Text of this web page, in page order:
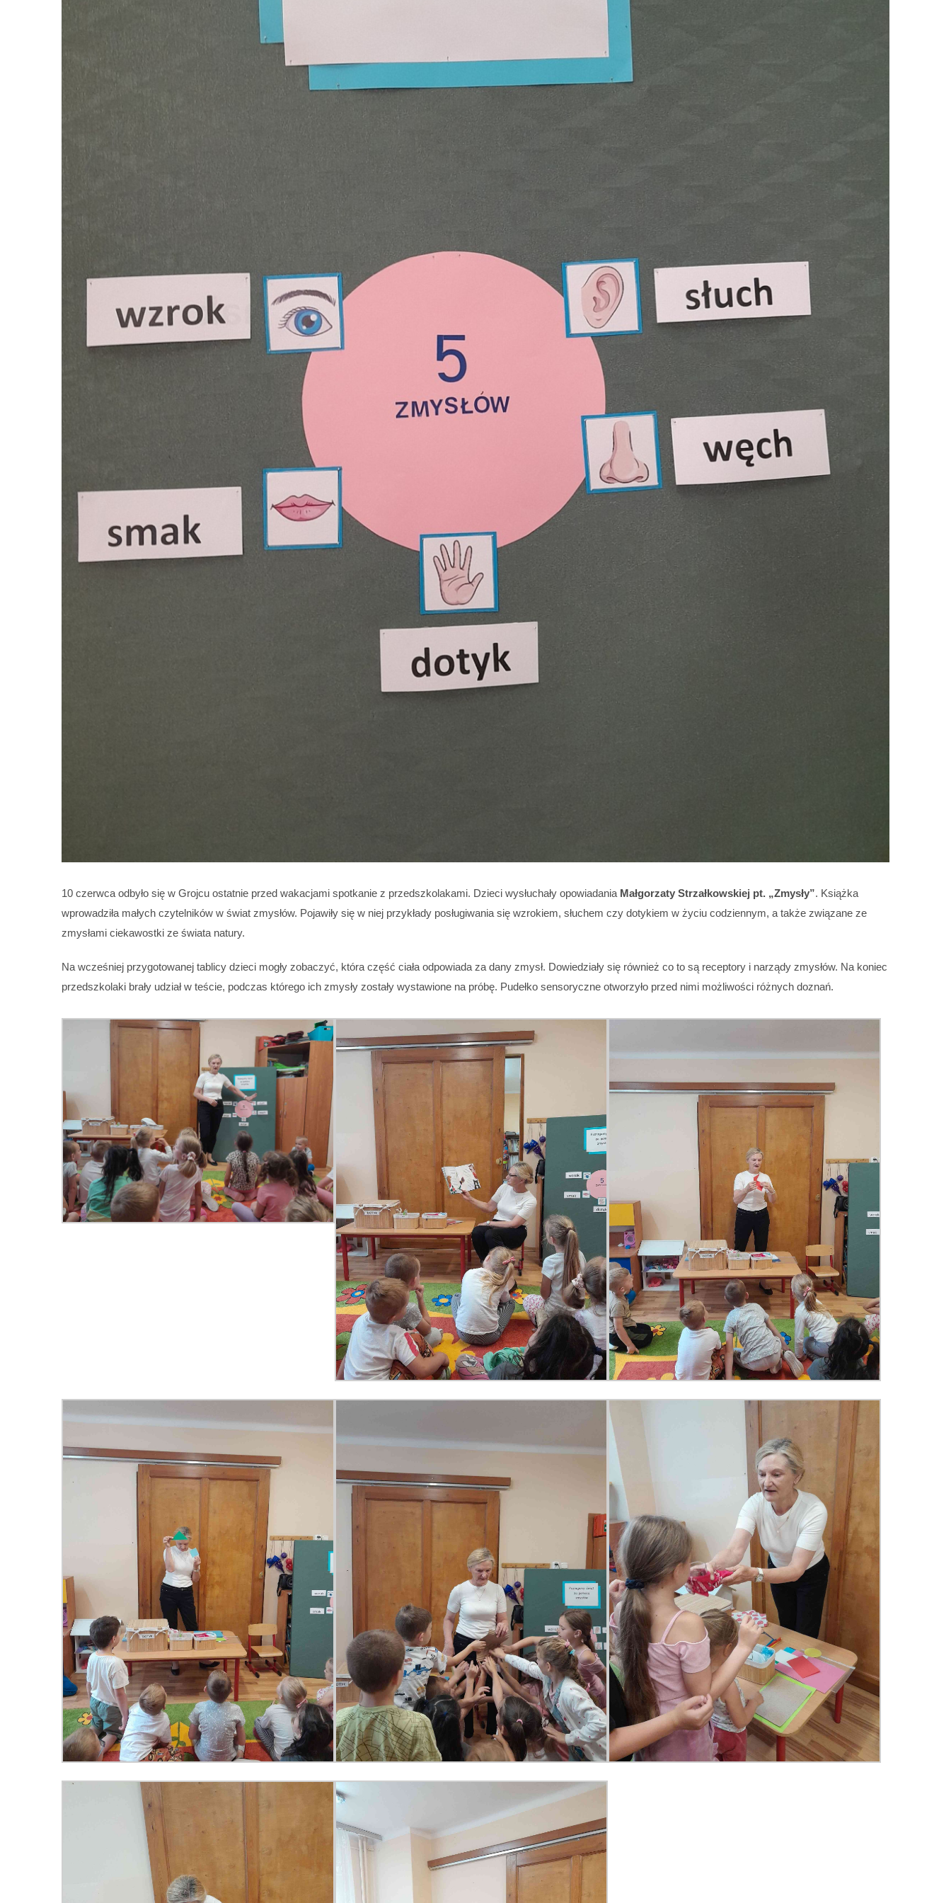
10 czerwca odbyło się w Grojcu ostatnie przed wakacjami spotkanie z przedszkolakami. Dzieci wysłuchały opowiadania Małgorzaty Strzałkowskiej pt. „Zmysły”. Książka
wprowadziła małych czytelników w świat zmysłów. Pojawiły się w niej przykłady posługiwania się wzrokiem, słuchem czy dotykiem w życiu codziennym, a także związane ze
zmysłami ciekawostki ze świata natury.
Na wcześniej przygotowanej tablicy dzieci mogły zobaczyć, która część ciała odpowiada za dany zmysł. Dowiedziały się również co to są receptory i narządy zmysłów. Na koniec
przedszkolaki brały udział w teście, podczas którego ich zmysły zostały wystawione na próbę. Pudełko sensoryczne otworzyło przed nimi możliwości różnych doznań.